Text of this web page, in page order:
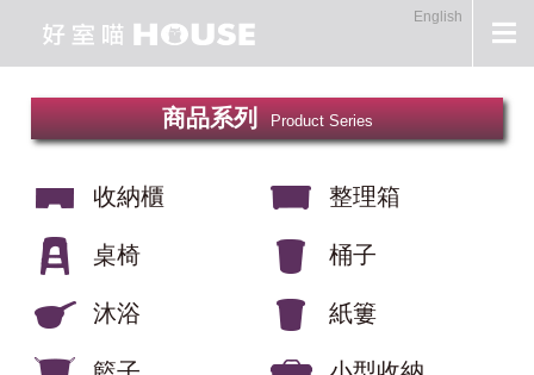
English
商品系列 Product Series
收納櫃 整理箱
桌椅 桶子
沐浴 紙簍